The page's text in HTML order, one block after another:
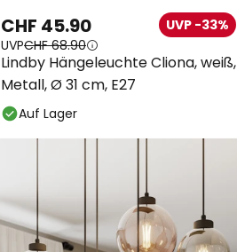
CHF 45.90
UVPCHF 68.90
UVP -33%
Lindby Hängeleuchte Cliona, weiß,
Metall, Ø 31 cm, E27
Auf Lager